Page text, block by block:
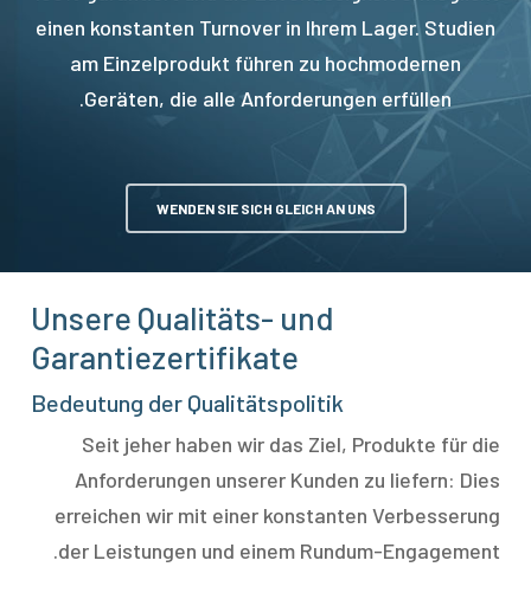
einen konstanten Turnover in Ihrem Lager. Studien
am Einzelprodukt führen zu hochmodernen
Geräten, die alle Anforderungen erfüllen.
WENDEN SIE SICH GLEICH AN UNS
Unsere Qualitäts- und
Garantiezertifikate
Bedeutung der Qualitätspolitik
Seit jeher haben wir das Ziel, Produkte für die
Anforderungen unserer Kunden zu liefern: Dies
erreichen wir mit einer konstanten Verbesserung
der Leistungen und einem Rundum-Engagement.